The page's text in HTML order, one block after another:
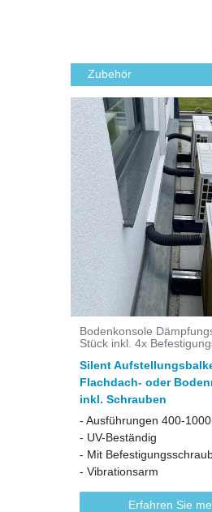
Zubehör
Bodenkonsole
Stück inkl. 4x
Silent
Flachdach- oder
inkl. Schrauben
- Ausführungen 400-
- UV-Beständig
- Mit
- Vibrationsarm
Erfahren Sie